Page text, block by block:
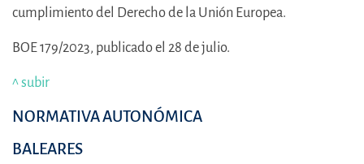
cumplimiento del Derecho de la Unión Europea.
BOE 179/2023, publicado el 28 de julio.
^ subir
NORMATIVA AUTONÓMICA
BALEARES